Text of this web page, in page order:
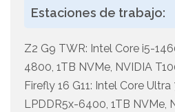
Estaciones de trabajo:
Z2 G9 TWR: Intel Core i5-
4800, 1TB NVMe, NVIDIA
Firefly 16 G11: Intel Core Ultra
LPDDR5x-6400, 1TB NVMe,